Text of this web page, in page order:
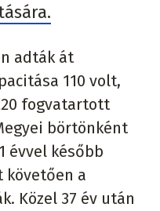
adták át
110 volt,
fogvatartott
börtönként
évvel később
követően a
Közel 37 év után